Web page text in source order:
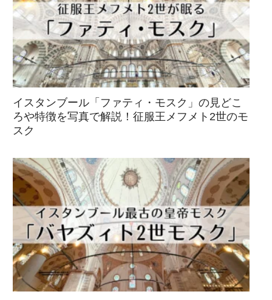
イスタンブール「ファティ・モスク」の見どこ
ろや特徴を写真で解説！征服王メフメト2世のモ
スク